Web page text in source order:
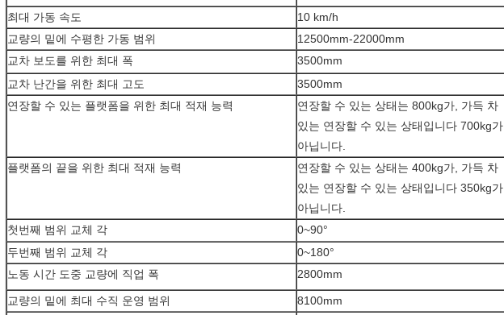
최대 가동 속도
10 km/h
교량의 밑에 수평한 가동 범위
12500mm-22000mm
교차 보도를 위한 최대 폭
3500mm
교차 난간을 위한 최대 고도
3500mm
연장할 수 있는 플랫폼을 위한 최대 적재 능력
연장할 수 있는 상태는 800kg가, 가득 차
있는 연장할 수 있는 상태입니다 700kg가
아닙니다.
플랫폼의 끝을 위한 최대 적재 능력
연장할 수 있는 상태는 400kg가, 가득 차
있는 연장할 수 있는 상태입니다 350kg가
아닙니다.
첫번째 범위 교체 각
0~90°
두번째 범위 교체 각
0~180°
노동 시간 도중 교량에 직업 폭
2800mm
교량의 밑에 최대 수직 운영 범위
8100mm